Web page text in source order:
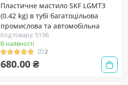
Пластичне мастило SKF LGMT3
(0.42 kg) в тубі багатоцільова
промислова та автомобільна
Код товару: 5196
В наявності
2
680.00 ₴